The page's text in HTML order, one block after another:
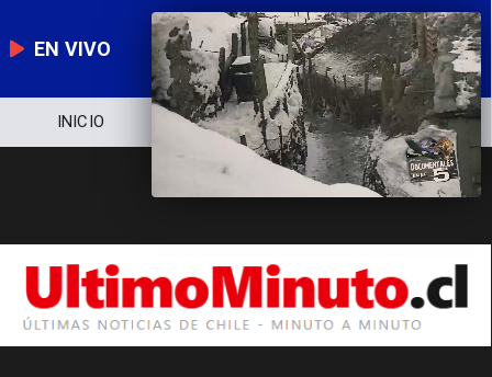
EN VIVO
INICIO NOTICIERO POLÍTICA